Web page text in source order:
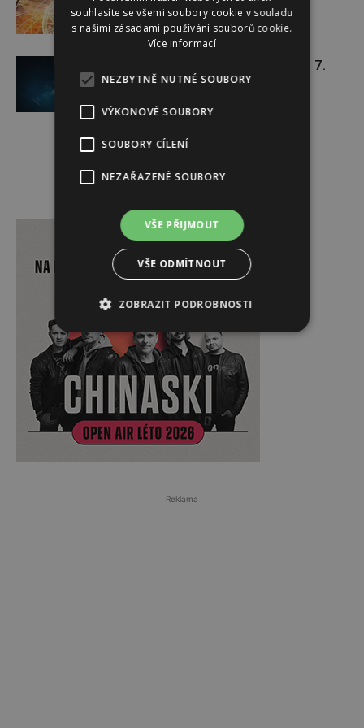
Týdenní horoskop 20. 7. – 26. 7.
Reklama
Reklama
souhlasíte se všemi soubory cookie v souladu
s našimi zásadami používání souborů cookie.
Více informací
NEZBYTNĚ NUTNÉ SOUBORY
VÝKONOVÉ SOUBORY
SOUBORY CÍLENÍ
NEZAŘAZENÉ SOUBORY
VŠE PŘIJMOUT
VŠE ODMÍTNOUT
ZOBRAZIT PODROBNOSTI